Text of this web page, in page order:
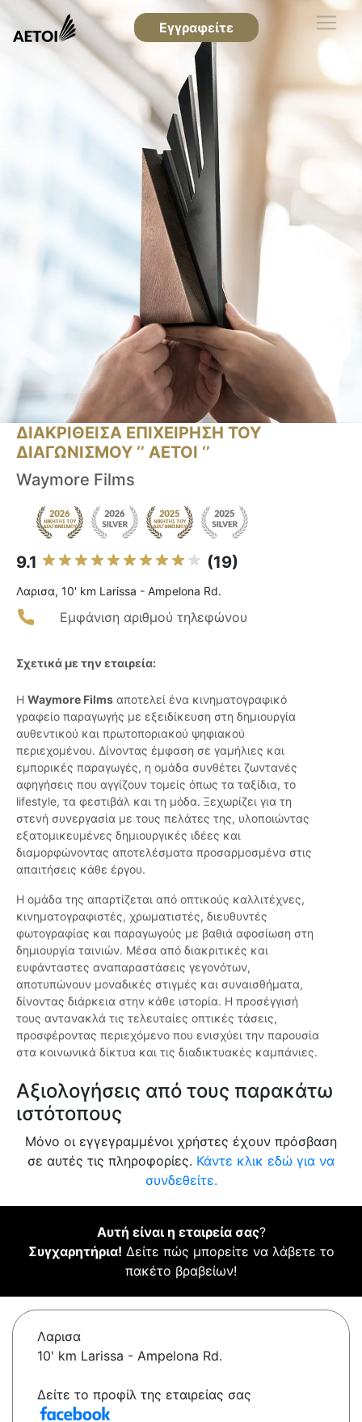
Εγγραφείτε
ΔΙΑΚΡΙΘΕΙΣΑ ΕΠΙΧΕΙΡΗΣΗ ΤΟΥ
ΔΙΑΓΩΝΙΣΜΟΥ ‘’ ΑΕΤΟΙ ‘’
Waymore Films
9.1 (19)
Λαρισα, 10' km Larissa - Ampelona Rd.
Εμφάνιση αριθμού τηλεφώνου
Σχετικά με την εταιρεία:
Η Waymore Films αποτελεί ένα κινηματογραφικό
γραφείο παραγωγής με εξειδίκευση στη δημιουργία
αυθεντικού και πρωτοποριακού ψηφιακού
περιεχομένου. Δίνοντας έμφαση σε γαμήλιες και
εμπορικές παραγωγές, η ομάδα συνθέτει ζωντανές
αφηγήσεις που αγγίζουν τομείς όπως τα ταξίδια, το
lifestyle, τα φεστιβάλ και τη μόδα. Ξεχωρίζει για τη
στενή συνεργασία με τους πελάτες της, υλοποιώντας
εξατομικευμένες δημιουργικές ιδέες και
διαμορφώνοντας αποτελέσματα προσαρμοσμένα στις
απαιτήσεις κάθε έργου.
Η ομάδα της απαρτίζεται από οπτικούς καλλιτέχνες,
κινηματογραφιστές, χρωματιστές, διευθυντές
φωτογραφίας και παραγωγούς με βαθιά αφοσίωση στη
δημιουργία ταινιών. Μέσα από διακριτικές και
ευφάνταστες αναπαραστάσεις γεγονότων,
αποτυπώνουν μοναδικές στιγμές και συναισθήματα,
δίνοντας διάρκεια στην κάθε ιστορία. Η προσέγγισή
τους αντανακλά τις τελευταίες οπτικές τάσεις,
προσφέροντας περιεχόμενο που ενισχύει την παρουσία
στα κοινωνικά δίκτυα και τις διαδικτυακές καμπάνιες.
Αξιολογήσεις από τους παρακάτω
ιστότοπους
Μόνο οι εγγεγραμμένοι χρήστες έχουν πρόσβαση
σε αυτές τις πληροφορίες. Κάντε κλικ εδώ για να
συνδεθείτε.
Αυτή είναι η εταιρεία σας?
Συγχαρητήρια! Δείτε πώς μπορείτε να λάβετε το
πακέτο βραβείων!
Λαρισα
10' km Larissa - Ampelona Rd.
Δείτε το προφίλ της εταιρείας σας